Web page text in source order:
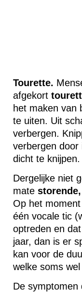
Tourette.
afgekort
het maken van
te uiten. Uit
verbergen.
verbergen door
dicht te knijpen.
Dergelijke niet
mate storende,
Op het
één vocale tic
optreden en
jaar, dan is er
kan voor de
welke soms
De symptomen